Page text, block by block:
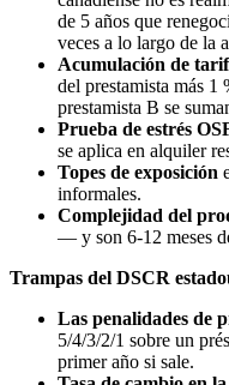
de 5 años que
veces a lo largo de la
Acumulación de
del prestamista más 1
prestamista B se
Prueba de estrés
se aplica en alquiler
Topes de exposición
informales.
Complejidad del
— y son 6-12 meses
Trampas del DSCR
Las penalidades de
5/4/3/2/1 sobre un
primer año si sale.